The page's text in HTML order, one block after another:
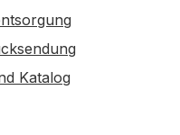
Katalog